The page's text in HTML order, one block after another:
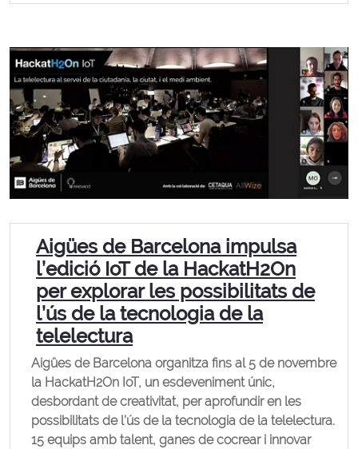
Aigües de Barcelona impulsa
l’edició IoT de la HackatH2On
per explorar les possibilitats de
l’ús de la tecnologia de la
telelectura
Aigües de Barcelona organitza fins al 5 de novembre
la HackatH2On IoT, un esdeveniment únic,
desbordant de creativitat, per aprofundir en les
possibilitats de l’ús de la tecnologia de la telelectura.
15 equips amb talent, ganes de cocrear i innovar